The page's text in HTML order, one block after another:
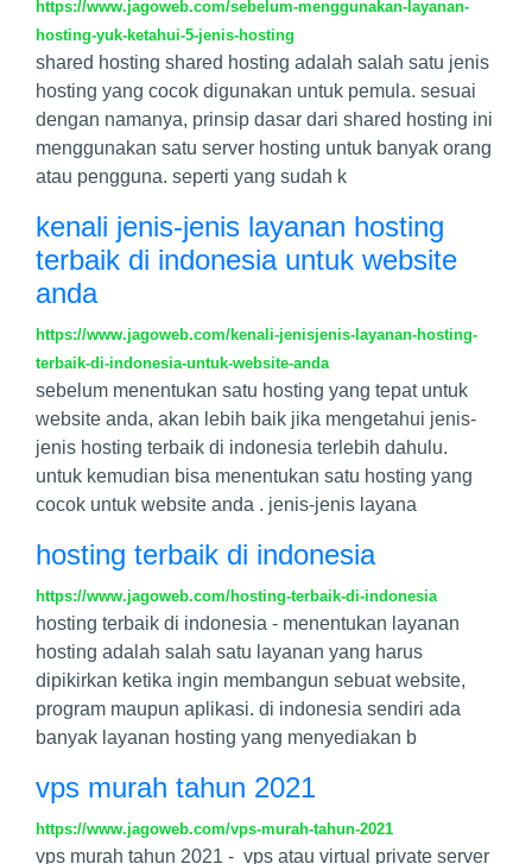
https://www.jagoweb.com/sebelum-menggunakan-layanan-
hosting-yuk-ketahui-5-jenis-hosting
shared hosting shared hosting adalah salah satu jenis
hosting yang cocok digunakan untuk pemula. sesuai
dengan namanya, prinsip dasar dari shared hosting ini
menggunakan satu server hosting untuk banyak orang
atau pengguna. seperti yang sudah k
kenali jenis-jenis layanan hosting
terbaik di indonesia untuk website
anda
https://www.jagoweb.com/kenali-jenisjenis-layanan-hosting-
terbaik-di-indonesia-untuk-website-anda
sebelum menentukan satu hosting yang tepat untuk
website anda, akan lebih baik jika mengetahui jenis-
jenis hosting terbaik di indonesia terlebih dahulu.
untuk kemudian bisa menentukan satu hosting yang
cocok untuk website anda . jenis-jenis layana
hosting terbaik di indonesia
https://www.jagoweb.com/hosting-terbaik-di-indonesia
hosting terbaik di indonesia - menentukan layanan
hosting adalah salah satu layanan yang harus
dipikirkan ketika ingin membangun sebuat website,
program maupun aplikasi. di indonesia sendiri ada
banyak layanan hosting yang menyediakan b
vps murah tahun 2021
https://www.jagoweb.com/vps-murah-tahun-2021
vps murah tahun 2021 - vps atau virtual private server